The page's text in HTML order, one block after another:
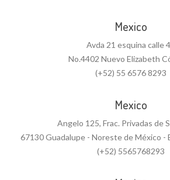
Mexico
Avda 21 esquina calle
No.4402 Nuevo Elizabeth
(+52) 55 6576 8293
Mexico
Angelo 125, Frac. Privadas de
67130 Guadalupe - Noreste de México -
(+52) 5565768293